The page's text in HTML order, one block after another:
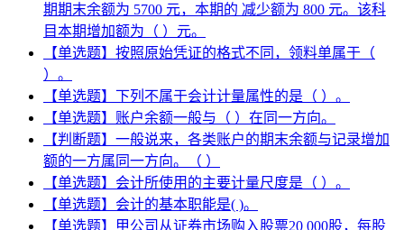
期期末余额为 5700 元，本期的 减少额为 800 元。该科
目本期增加额为（ ）元。
【单选题】按照原始凭证的格式不同，领料单属于（
）。
【单选题】下列不属于会计计量属性的是（ ）。
【单选题】账户余额一般与（ ）在同一方向。
【判断题】一般说来，各类账户的期末余额与记录增加
额的一方属同一方向。（ ）
【单选题】会计所使用的主要计量尺度是（ ）。
【单选题】会计的基本职能是( )。
【单选题】甲公司从证券市场购入股票20 000股，每股